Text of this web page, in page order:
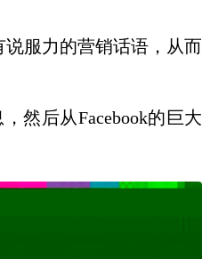
服力的营销话语，从而
然后从Facebook的巨大